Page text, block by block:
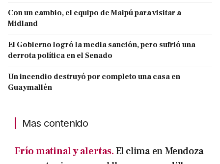
Con un cambio, el equipo de Maipú para visitar a
Midland
El Gobierno logró la media sanción, pero sufrió una
derrota política en el Senado
Un incendio destruyó por completo una casa en
Guaymallén
Mas contenido
Frío matinal y alertas.El clima en Mendoza